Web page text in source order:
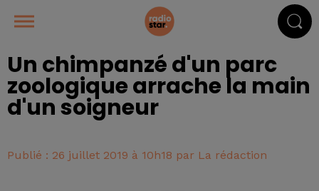
Un chimpanzé d'un parc
zoologique arrache la main
d'un soigneur
Publié : 26 juillet 2019 à 10h18 par La rédaction